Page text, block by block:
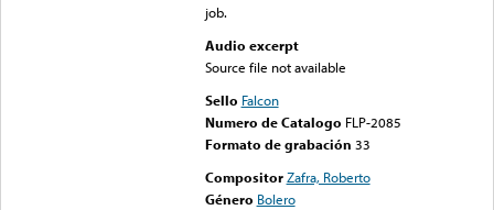
job.
Audio excerpt
Source file not available
Sello Falcon
Numero de Catalogo FLP-2085
Formato de grabación 33
Compositor Zafra, Roberto
Género Bolero